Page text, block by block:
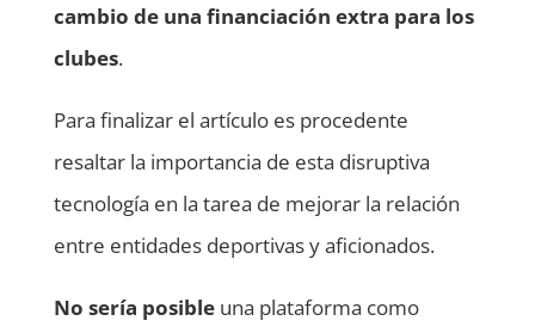
cambio de una financiación extra para los
clubes.
Para finalizar el artículo es procedente
resaltar la importancia de esta disruptiva
tecnología en la tarea de mejorar la relación
entre entidades deportivas y aficionados.
No sería posibleuna plataforma como